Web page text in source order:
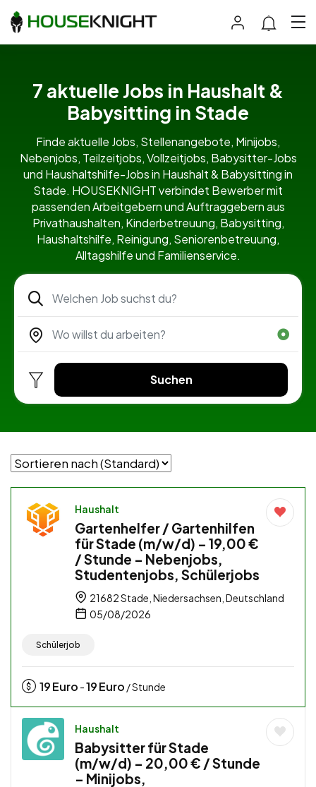
7 aktuelle Jobs in Haushalt &
Babysitting in Stade
Finde aktuelle Jobs, Stellenangebote, Minijobs,
Nebenjobs, Teilzeitjobs, Vollzeitjobs, Babysitter-Jobs
und Haushaltshilfe-Jobs in Haushalt & Babysitting in
Stade. HOUSEKNIGHT verbindet Bewerber mit
passenden Arbeitgebern und Auftraggebern aus
Privathaushalten, Kinderbetreuung, Babysitting,
Haushaltshilfe, Reinigung, Seniorenbetreuung,
Alltagshilfe und Familienservice.
Suchen
Haushalt
Gartenhelfer / Gartenhilfen
für Stade (m/w/d) – 19,00 €
/ Stunde – Nebenjobs,
Studentenjobs, Schülerjobs
21682 Stade, Niedersachsen, Deutschland
05/08/2026
Schülerjob
19Euro -19Euro / Stunde
Haushalt
Babysitter für Stade
(m/w/d) – 20,00 € / Stunde
– Minijobs,